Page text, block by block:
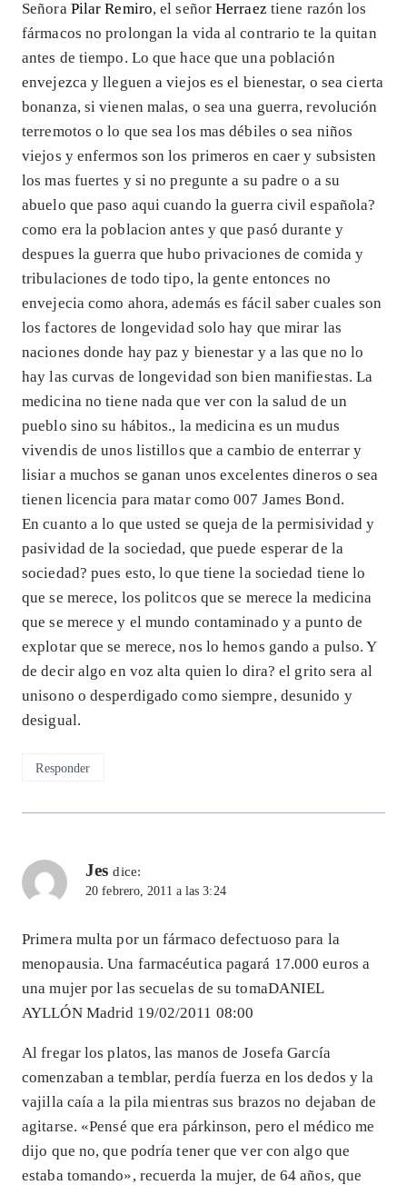
Señora Pilar Remiro, el señorHerraez tiene razón los
fármacos no prolongan la vida al contrario te la quitan
antes de tiempo. Lo que hace que una población
envejezca y lleguen a viejos es el bienestar, o sea cierta
bonanza, si vienen malas, o sea una guerra, revolución
terremotos o lo que sea los mas débiles o sea niños
viejos y enfermos son los primeros en caer y subsisten
los mas fuertes y si no pregunte a su padre o a su
abuelo que paso aqui cuando la guerra civil española?
como era la poblacion antes y que pasó durante y
despues la guerra que hubo privaciones de comida y
tribulaciones de todo tipo, la gente entonces no
envejecia como ahora, además es fácil saber cuales son
los factores de longevidad solo hay que mirar las
naciones donde hay paz y bienestar y a las que no lo
hay las curvas de longevidad son bien manifiestas. La
medicina no tiene nada que ver con la salud de un
pueblo sino su hábitos., la medicina es un mudus
vivendis de unos listillos que a cambio de enterrar y
lisiar a muchos se ganan unos excelentes dineros o sea
tienen licencia para matar como 007 James Bond.
En cuanto a lo que usted se queja de la permisividad y
pasividad de la sociedad, que puede esperar de la
sociedad? pues esto, lo que tiene la sociedad tiene lo
que se merece, los politcos que se merece la medicina
que se merece y el mundo contaminado y a punto de
explotar que se merece, nos lo hemos gando a pulso. Y
de decir algo en voz alta quien lo dira? el grito sera al
unisono o desperdigado como siempre, desunido y
desigual.
Responder
Jes dice:
20 febrero, 2011 a las 3:24
Primera multa por un fármaco defectuoso para la
menopausia. Una farmacéutica pagará 17.000 euros a
una mujer por las secuelas de su tomaDANIEL
AYLLÓN Madrid 19/02/2011 08:00
Al fregar los platos, las manos de Josefa García
comenzaban a temblar, perdía fuerza en los dedos y la
vajilla caía a la pila mientras sus brazos no dejaban de
agitarse. «Pensé que era párkinson, pero el médico me
dijo que no, que podría tener que ver con algo que
estaba tomando», recuerda la mujer, de 64 años, que